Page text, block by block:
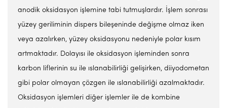
anodik oksidasyon işlemine tabi tutmuşlardır. İşlem sonrası
yüzey geriliminin dispers bileşeninde değişme olmaz iken
veya azalırken, yüzey oksidasyonu nedeniyle polar kısım
artmaktadır. Dolayısı ile oksidasyon işleminden sonra
karbon liflerinin su ile ıslanabilirliği gelişirken, diiyodometan
gibi polar olmayan çözgen ile ıslanabilirliği azalmaktadır.
Oksidasyon işlemleri diğer işlemler ile de kombine